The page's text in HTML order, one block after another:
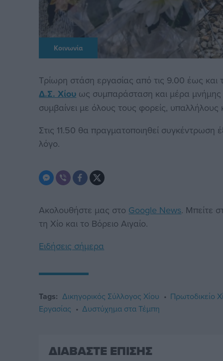
Κοινωνία
Τρίωρη στάση εργασίας από τις 9.00 έως
Δ.Σ. Χίου ως συμπαράσταση και μέρα
συμβαίνει με όλους τους φορείς, υπαλλήλους
Στις 11.50 θα πραγματοποιηθεί
λόγο.
Ακολουθήστε μας στο Google News. Μπείτε
τη Χίο και το Βόρειο Αιγαίο.
Ειδήσεις σήμερα
Tags: Δικηγορικός Σύλλογος Χίου Πρωτοδικείο
Εργασίας
Δυστύχημα στα Τέμπη
ΔΙΑΒΑΣΤΕ ΕΠΙΣΗΣ